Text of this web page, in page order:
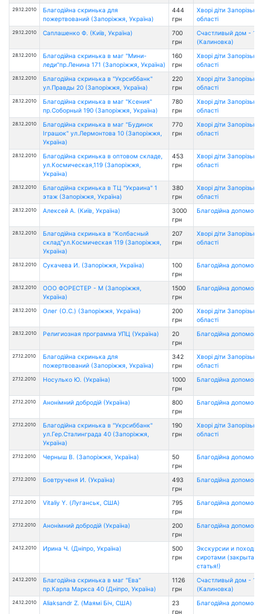
29.12.2010
Благодійна скринька для
пожертвований (Запоріжжя, Україна)
444
грн
Хворі діти Запорізької
області
29.12.2010 Саплашенко Ф. (Київ, Україна)
700
грн
Счастливый дом - 1
(Калиновка)
28.12.2010
Благодійна скринька в маг "Мини-
леди"пр.Ленина 171 (Запоріжжя, Україна)
160
грн
Хворі діти Запорізької
області
28.12.2010
Благодійна скринька в "Укрсиббанк"
ул.Правды 20 (Запоріжжя, Україна)
220
грн
Хворі діти Запорізької
області
28.12.2010
Благодійна скринька в маг "Ксения"
пр.Соборный 190 (Запоріжжя, Україна)
780
грн
Хворі діти Запорізької
області
28.12.2010
Благодійна скринька в маг "Будинок
Іграшок" ул.Лермонтова 10 (Запоріжжя,
Україна)
770
грн
Хворі діти Запорізької
області
28.12.2010
Благодійна скринька в оптовом складе,
ул.Космическая,119 (Запоріжжя,
Україна)
453
грн
Хворі діти Запорізької
області
28.12.2010
Благодійна скринька в ТЦ "Украина" 1
этаж (Запоріжжя, Україна)
380
грн
Хворі діти Запорізької
області
28.12.2010 Алексей А. (Київ, Україна)
3000
грн
Благодійна допомога
28.12.2010
Благодійна скринька в "Колбасный
склад"ул.Космическая 119 (Запоріжжя,
Україна)
207
грн
Хворі діти Запорізької
області
28.12.2010 Сукачева И. (Запоріжжя, Україна)
100
грн
Благодійна допомога
28.12.2010
ООО ФОРЕСТЕР - М (Запоріжжя,
Україна)
1500
грн
Благодійна допомога
28.12.2010 Олег (О.С.) (Запоріжжя, Україна)
200
грн
Хворі діти Запорізької
області
28.12.2010 Религиозная программа УПЦ (Україна)
20
грн
Благодійна допомога
27.12.2010
Благодійна скринька для
пожертвований (Запоріжжя, Україна)
342
грн
Хворі діти Запорізької
області
27.12.2010 Носулько Ю. (Україна)
1000
грн
Благодійна допомога
27.12.2010 Анонімний добродій (Україна)
800
грн
Благодійна допомога
27.12.2010
Благодійна скринька в "Укрсиббанк"
ул.Гер.Сталинграда 40 (Запоріжжя,
Україна)
190
грн
Хворі діти Запорізької
області
27.12.2010 Черныш В. (Запоріжжя, Україна)
50
грн
Благодійна допомога
27.12.2010 Бовтрученя И. (Україна)
493
грн
Благодійна допомога
27.12.2010 Vitaliy Y. (Луганськ, США)
795
грн
Благодійна допомога
27.12.2010 Анонімний добродій (Україна)
200
грн
Благодійна допомога
24.12.2010 Ирина Ч. (Дніпро, Україна)
500
грн
Экскурсии и походы с
сиротами (закрытая
статья!)
24.12.2010
Благодійна скринька в маг "Ева"
пр.Карла Маркса 40 (Дніпро, Україна)
1126
грн
Счастливый дом - 1
(Калиновка)
24.12.2010 Aliaksandr Z. (Маямі Біч, США)
23
грн
Благодійна допомога